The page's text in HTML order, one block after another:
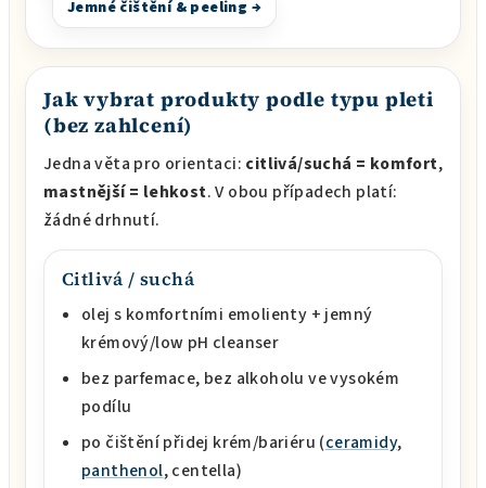
Jemné čištění & peeling →
Jak vybrat produkty podle typu pleti
(bez zahlcení)
Jedna věta pro orientaci: citlivá/suchá = komfort,
mastnější = lehkost. V obou případech platí:
žádné drhnutí.
Citlivá / suchá
olej s komfortními emolienty + jemný
krémový/low pH cleanser
bez parfemace, bez alkoholu ve vysokém
podílu
po čištění přidej krém/bariéru (ceramidy,
panthenol, centella)